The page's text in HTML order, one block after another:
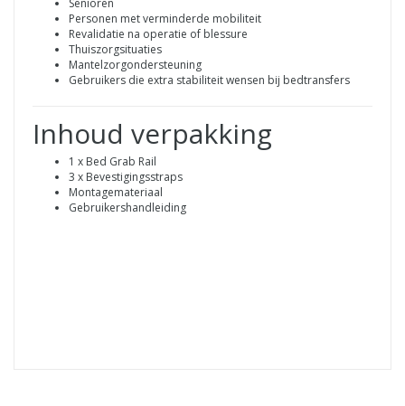
Personen met verminderde mobiliteit
Revalidatie na operatie of blessure
Thuiszorgsituaties
Mantelzorgondersteuning
Gebruikers die extra stabiliteit wensen bij bedtransfers
Inhoud verpakking
1 x Bed Grab Rail
3 x Bevestigingsstraps
Montagemateriaal
Gebruikershandleiding